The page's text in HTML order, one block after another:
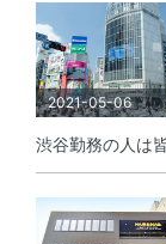
2021-05-06
渋谷勤務の人は